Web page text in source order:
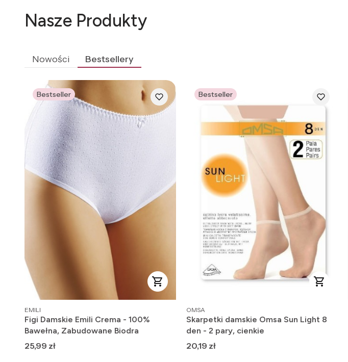
Nasze Produkty
Nowości Bestsellery
Bestseller
PRODUCENT
EMILI
Figi Damskie Emili Crema - 100%
Bawełna, Zabudowane Biodra
Cena
25,99 zł
Bestseller
PRODUCENT
OMSA
Skarpetki damskie Omsa Sun Light 8
den - 2 pary, cienkie
Cena
20,19 zł